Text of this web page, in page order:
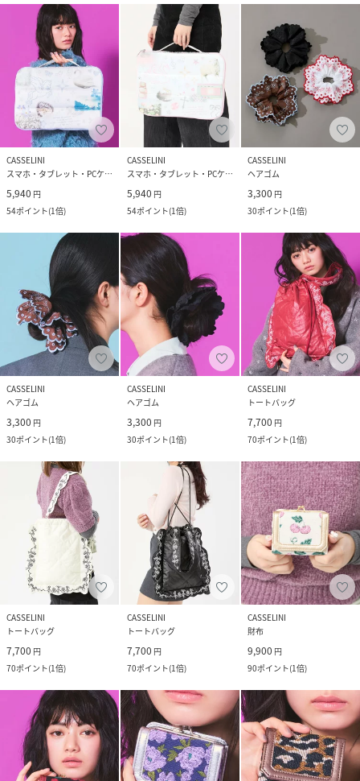
CASSELINI
スマホ・タブレット・PCケース/カバー
5,940 円
54ポイント(1倍)
CASSELINI
スマホ・タブレット・PCケース/カバー
5,940 円
54ポイント(1倍)
CASSELINI
ヘアゴム
3,300 円
30ポイント(1倍)
CASSELINI
ヘアゴム
3,300 円
30ポイント(1倍)
CASSELINI
ヘアゴム
3,300 円
30ポイント(1倍)
CASSELINI
トートバッグ
7,700 円
70ポイント(1倍)
CASSELINI
トートバッグ
7,700 円
70ポイント(1倍)
CASSELINI
トートバッグ
7,700 円
70ポイント(1倍)
CASSELINI
財布
9,900 円
90ポイント(1倍)